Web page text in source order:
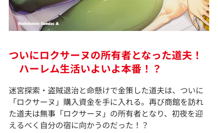
ついにロクサーヌの所有者となった道夫！
ハーレム生活いよいよ本番！？
迷宮探索・盗賊退治と命懸けで金策した道夫は、ついに
「ロクサーヌ」購入資金を手に入れる。再び商館を訪れ
た道夫は無事「ロクサーヌ」の所有者となり、初夜を迎
えるべく自分の宿に向かうのだった！？